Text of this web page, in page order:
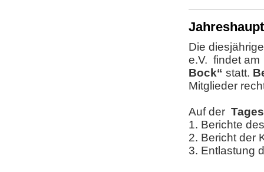
Die
e.V. findet
Bock“ statt.
Mitglieder
Auf der
1. Berichte
2. Bericht der
3.